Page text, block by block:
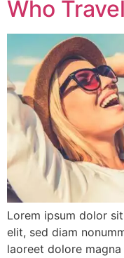
Who
Lorem ipsum dolor
elit, sed diam
laoreet dolore